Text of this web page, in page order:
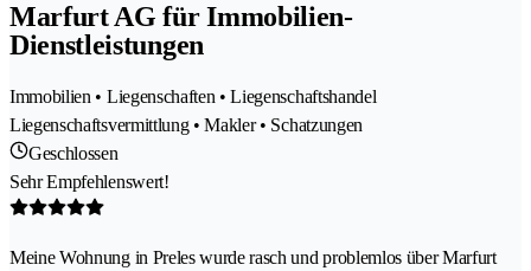
Marfurt AG für Immobilien-
Dienstleistungen
Immobilien • Liegenschaften • Liegenschaftshandel
Liegenschaftsvermittlung • Makler • Schatzungen
Geschlossen
Sehr Empfehlenswert!
Meine Wohnung in Preles wurde rasch und problemlos über Marfurt